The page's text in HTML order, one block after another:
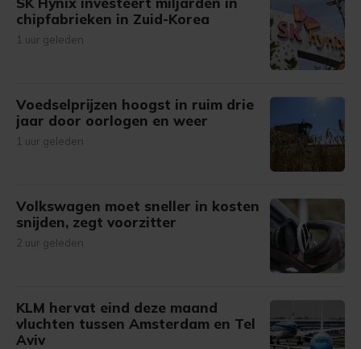
chipfabrieken in Zuid-Korea
1 uur geleden
Voedselprijzen hoogst in ruim drie
jaar door oorlogen en weer
1 uur geleden
Volkswagen moet sneller in kosten
snijden, zegt voorzitter
2 uur geleden
KLM hervat eind deze maand
vluchten tussen Amsterdam en Tel
Aviv